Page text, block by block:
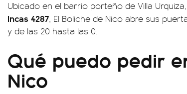
Ubicado en el barrio porteño de Villa
Incas 4287, El Boliche de Nico abre sus
y de las 20 hasta las 0.
Qué puedo pedir
Nico